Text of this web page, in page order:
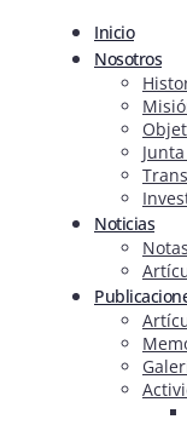
Inicio
Nosotros
Noticias